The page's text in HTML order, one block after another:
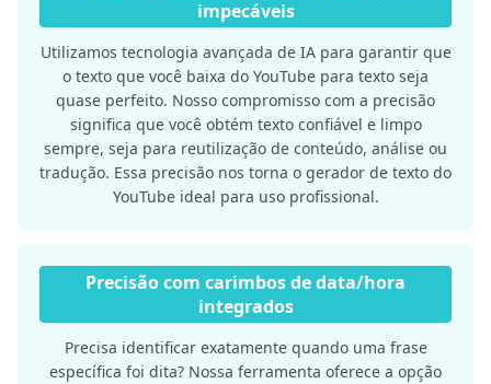
impecáveis
Utilizamos tecnologia avançada de IA para garantir que
o texto que você baixa do YouTube para texto seja
quase perfeito. Nosso compromisso com a precisão
significa que você obtém texto confiável e limpo
sempre, seja para reutilização de conteúdo, análise ou
tradução. Essa precisão nos torna o gerador de texto do
YouTube ideal para uso profissional.
Precisão com carimbos de data/hora
integrados
Precisa identificar exatamente quando uma frase
específica foi dita? Nossa ferramenta oferece a opção